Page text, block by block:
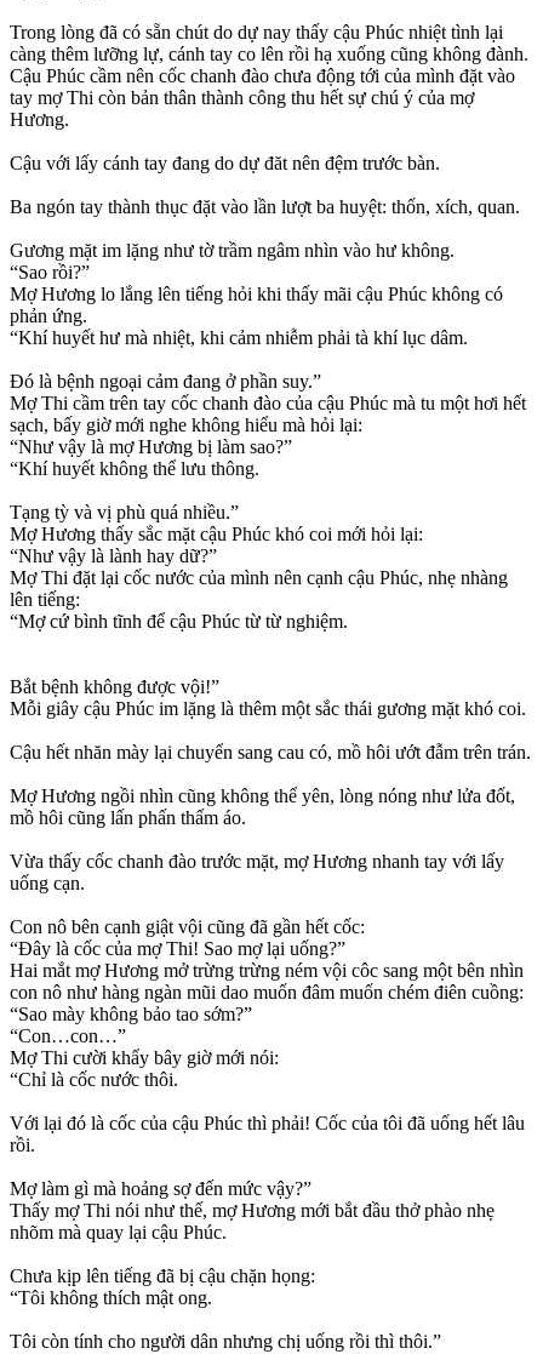
Trong lòng đã có sẵn chút do dự nay thấy cậu Phúc nhiệt tình lại
càng thêm lưỡng lự, cánh tay co lên rồi hạ xuống cũng không đành.
Cậu Phúc cầm nên cốc chanh đào chưa động tới của mình đặt vào
tay mợ Thi còn bản thân thành công thu hết sự chú ý của mợ
Hương.
Cậu với lấy cánh tay đang do dự đăt nên đệm trước bàn.
Ba ngón tay thành thục đặt vào lần lượt ba huyệt: thốn, xích, quan.
Gương mặt im lặng như tờ trầm ngâm nhìn vào hư không.
“Sao rồi?”
Mợ Hương lo lắng lên tiếng hỏi khi thấy mãi cậu Phúc không có
phản ứng.
“Khí huyết hư mà nhiệt, khi cảm nhiễm phải tà khí lục dâm.
Đó là bệnh ngoại cảm đang ở phần suy.”
Mợ Thi cầm trên tay cốc chanh đào của cậu Phúc mà tu một hơi hết
sạch, bấy giờ mới nghe không hiểu mà hỏi lại:
“Như vậy là mợ Hương bị làm sao?”
“Khí huyết không thể lưu thông.
Tạng tỳ và vị phù quá nhiều.”
Mợ Hương thấy sắc mặt cậu Phúc khó coi mới hỏi lại:
“Như vậy là lành hay dữ?”
Mợ Thi đặt lại cốc nước của mình nên cạnh cậu Phúc, nhẹ nhàng
lên tiếng:
“Mợ cứ bình tĩnh để cậu Phúc từ từ nghiệm.
Bắt bệnh không được vội!”
Mỗi giây cậu Phúc im lặng là thêm một sắc thái gương mặt khó coi.
Cậu hết nhăn mày lại chuyển sang cau có, mồ hôi ướt đẫm trên trán.
Mợ Hương ngồi nhìn cũng không thể yên, lòng nóng như lửa đốt,
mồ hôi cũng lấn phấn thấm áo.
Vừa thấy cốc chanh đào trước mặt, mợ Hương nhanh tay với lấy
uống cạn.
Con nô bên cạnh giật vội cũng đã gần hết cốc:
“Đây là cốc của mợ Thi! Sao mợ lại uống?”
Hai mắt mợ Hương mở trừng trừng ném vội côc sang một bên nhìn
con nô như hàng ngàn mũi dao muốn đâm muốn chém điên cuồng:
“Sao mày không bảo tao sớm?”
“Con…con…”
Mợ Thi cười khẩy bây giờ mới nói:
“Chỉ là cốc nước thôi.
Với lại đó là cốc của cậu Phúc thì phải! Cốc của tôi đã uống hết lâu
rồi.
Mợ làm gì mà hoảng sợ đến mức vậy?”
Thấy mợ Thi nói như thế, mợ Hương mới bắt đầu thở phào nhẹ
nhõm mà quay lại cậu Phúc.
Chưa kịp lên tiếng đã bị cậu chặn họng:
“Tôi không thích mật ong.
Tôi còn tính cho người dân nhưng chị uống rồi thì thôi.”